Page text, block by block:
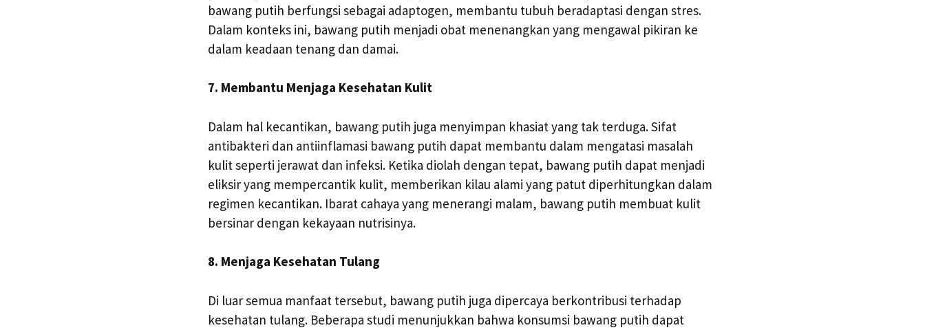
bawang putih berfungsi sebagai adaptogen, membantu tubuh beradaptasi dengan stres.
Dalam konteks ini, bawang putih menjadi obat menenangkan yang mengawal pikiran ke
dalam keadaan tenang dan damai.
7. Membantu Menjaga Kesehatan Kulit
Dalam hal kecantikan, bawang putih juga menyimpan khasiat yang tak terduga. Sifat
antibakteri dan antiinflamasi bawang putih dapat membantu dalam mengatasi masalah
kulit seperti jerawat dan infeksi. Ketika diolah dengan tepat, bawang putih dapat menjadi
eliksir yang mempercantik kulit, memberikan kilau alami yang patut diperhitungkan dalam
regimen kecantikan. Ibarat cahaya yang menerangi malam, bawang putih membuat kulit
bersinar dengan kekayaan nutrisinya.
8. Menjaga Kesehatan Tulang
Di luar semua manfaat tersebut, bawang putih juga dipercaya berkontribusi terhadap
kesehatan tulang. Beberapa studi menunjukkan bahwa konsumsi bawang putih dapat